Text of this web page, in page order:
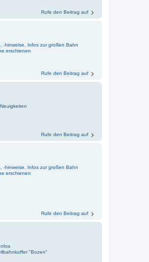
Rufe den Beitrag auf
-hinweise, Infos zur großen Bahn
erschienen
Rufe den Beitrag auf
Rufe den Beitrag auf
-hinweise, Infos zur großen Bahn
erschienen
Rufe den Beitrag auf
"Bozen"